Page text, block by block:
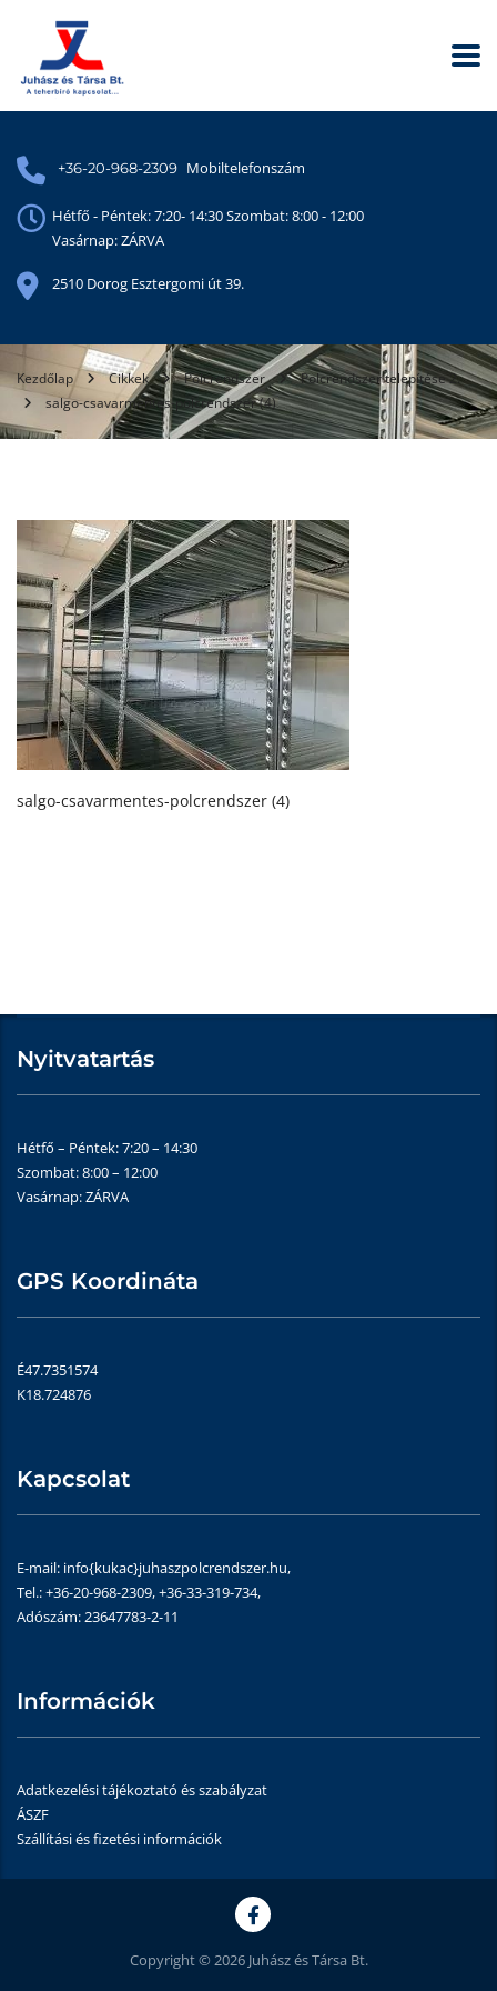
+36-20-968-2309 Mobiltelefonszám
Hétfő - Péntek: 7:20- 14:30 Szombat: 8:00 - 12:00
Vasárnap: ZÁRVA
2510 Dorog Esztergomi út 39.
Kezdőlap Cikkek Polcrendszer
Polcrendszer telepítése 2.
salgo-csavarmentes-polcrendszer (4)
salgo-csavarmentes-polcrendszer (4)
Nyitvatartás
Hétfő – Péntek: 7:20 – 14:30
Szombat: 8:00 – 12:00
Vasárnap: ZÁRVA
GPS Koordináta
É47.7351574
K18.724876
Kapcsolat
E-mail: info{kukac}juhaszpolcrendszer.hu,
Tel.: +36-20-968-2309, +36-33-319-734,
Adószám: 23647783-2-11
Információk
Adatkezelési tájékoztató és szabályzat
ÁSZF
Szállítási és fizetési információk
Copyright © 2026 Juhász és Társa Bt.